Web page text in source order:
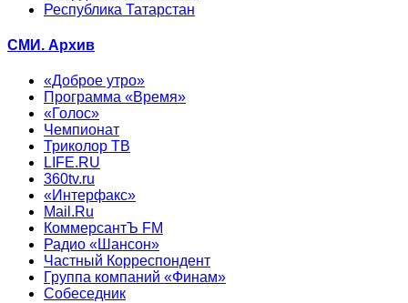
Республика Татарстан
СМИ. Архив
«Доброе утро»
Программа «Время»
«Голос»
Чемпионат
Триколор ТВ
LIFE.RU
360tv.ru
«Интерфакс»
Mail.Ru
КоммерсантЪ FM
Радио «Шансон»
Частный Корреспондент
Группа компаний «Финам»
Собеседник